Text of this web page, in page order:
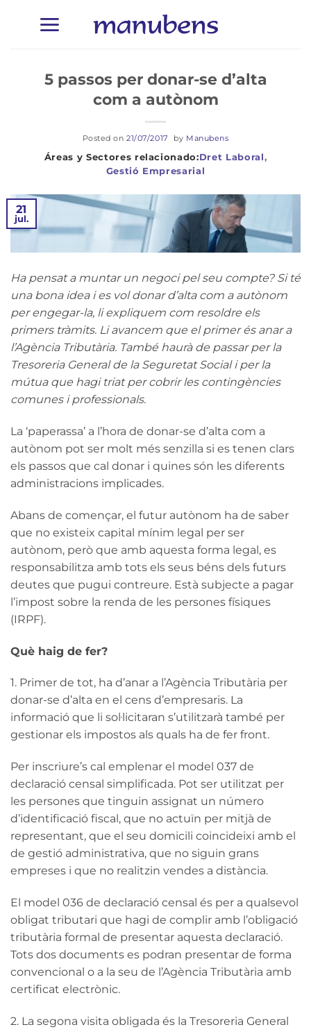
Dret Laboral,
Gestió Empresarial
5 passos per donar-se d’alta
com a autònom
Posted on21/07/2017 by Manubens
21
jul.
Ha pensat a muntar un negoci pel seu compte? Si té
una bona idea i es vol donar d’alta com a autònom
per engegar-la, li expliquem com resoldre els
primers tràmits. Li avancem que el primer és anar a
l’Agència Tributària. També haurà de passar per la
Tresoreria General de la Seguretat Social i per la
mútua que hagi triat per cobrir les contingències
comunes i professionals.
La ‘paperassa’ a l’hora de donar-se d’alta com a
autònom pot ser molt més senzilla si es tenen clars
els passos que cal donar i quines són les diferents
administracions implicades.
Abans de començar, el futur autònom ha de saber
que no existeix capital mínim legal per ser
autònom, però que amb aquesta forma legal, es
responsabilitza amb tots els seus béns dels futurs
deutes que pugui contreure. Està subjecte a pagar
l’impost sobre la renda de les persones físiques
(IRPF).
Què haig de fer?
1. Primer de tot, ha d’anar a l’Agència Tributària per
donar-se d’alta en el cens d’empresaris. La
informació que li sol·licitaran s’utilitzarà també per
gestionar els impostos als quals ha de fer front.
Per inscriure’s cal emplenar el model 037 de
declaració censal simplificada. Pot ser utilitzat per
les persones que tinguin assignat un número
d’identificació fiscal, que no actuïn per mitjà de
representant, que el seu domicili coincideixi amb el
de gestió administrativa, que no siguin grans
empreses i que no realitzin vendes a distància.
El model 036 de declaració censal és per a qualsevol
obligat tributari que hagi de complir amb l’obligació
tributària formal de presentar aquesta declaració.
Tots dos documents es podran presentar de forma
convencional o a la seu de l’Agència Tributària amb
certificat electrònic.
2. La segona visita obligada és la Tresoreria General